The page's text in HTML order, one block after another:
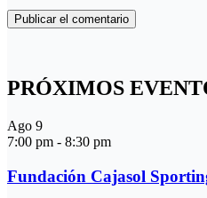
PRÓXIMOS
Ago 9
7:00 pm - 8:30 pm
Fundación Cajasol